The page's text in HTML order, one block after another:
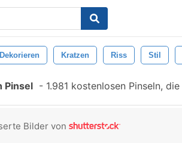
Dekorieren Kratzen Riss Stil
Pinsel - 1.981 kostenlosen Pinseln,
Bilder von